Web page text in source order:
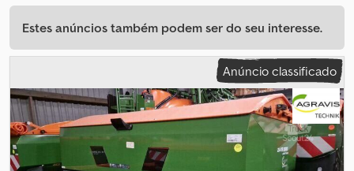
Estes anúncios também podem ser do seu interesse.
Anúncio classificado